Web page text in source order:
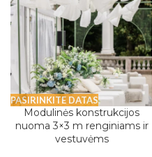
PASIRINKITE DATAS
Modulinės konstrukcijos
nuoma 3×3 m renginiams ir
vestuvėms